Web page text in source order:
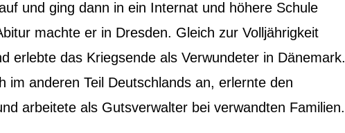
und ging dann in ein Internat und höhere Schule
machte er in Dresden. Gleich zur Volljährigkeit
erlebte das Kriegsende als Verwundeter in Dänemark.
im anderen Teil Deutschlands an, erlernte den
arbeitete als Gutsverwalter bei verwandten Familien.